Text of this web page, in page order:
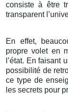
consiste à être
transparent
En effet,
propre volet en
l’état. En faisant
possibilité de
ce type de
les secrets pour